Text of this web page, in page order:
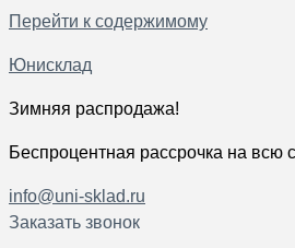
Перейти к содержимому
Юнисклад
Зимняя распродажа!
Беспроцентная рассрочка на всю
info@uni-sklad.ru
Заказать звонок